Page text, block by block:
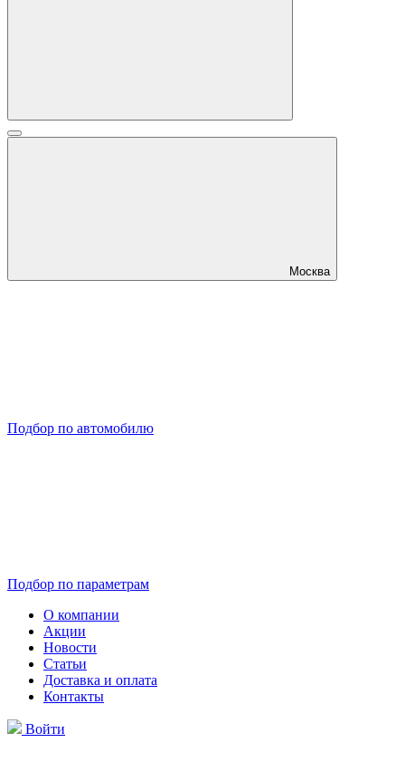
Москва
Подбор по автомобилю
Подбор по параметрам
О компании
Акции
Новости
Статьи
Доставка и оплата
Контакты
Войти